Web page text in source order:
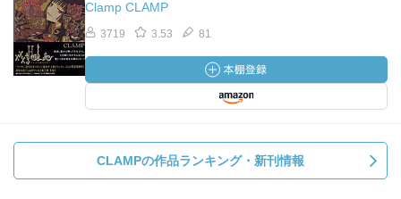
Clamp CLAMP
3719 3.53 81
CLAMPの作品ランキング・新刊情報